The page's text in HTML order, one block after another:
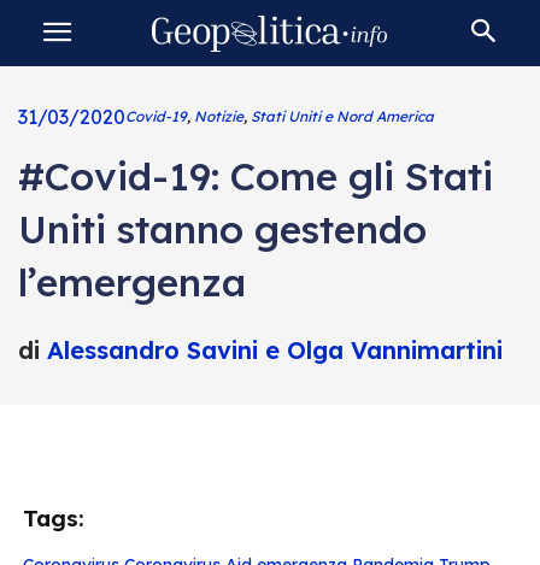
31/03/2020Covid-19, Notizie, Stati Uniti e Nord America
#Covid-19: Come gli Stati
Uniti stanno gestendo
l’emergenza
di Alessandro Savini e Olga Vannimartini
Tags: